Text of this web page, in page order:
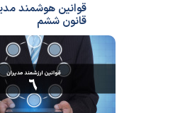
قوانین هوشمند
قانون ششم